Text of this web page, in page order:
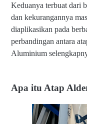
Keduanya terbuat dari
dan kekurangannya
diaplikasikan pada
perbandingan antara
Aluminium
Apa itu Atap